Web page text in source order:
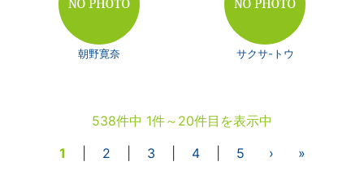
朝野寛奈 サクサ-トウ
538件中 1件～20件目を表示中
1
2 3 4| 5 › »